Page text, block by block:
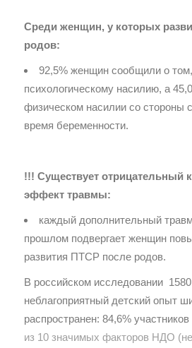
Среди женщин, у которых
родов:
92,5% женщин сообщили о том,
психологическому насилию, а
физическом насилии со стороны
время беременности.
!!! Существует отрицательный
эффект травмы:
каждый дополнительный
прошлом подвергает женщин
развития ПТСР после родов.
В российском исследовании
неблагоприятный детский опыт
распространен: 84,6%
из 10 значимых факторов НДО